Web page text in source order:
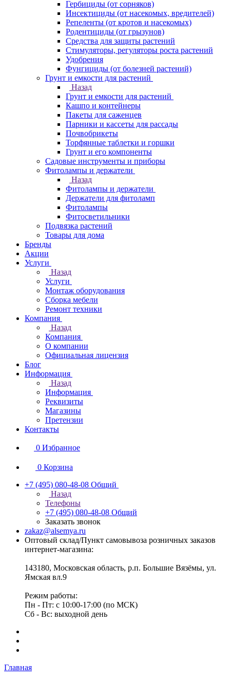
Гербициды (от сорняков)
Инсектициды (от насекомых, вредителей)
Репеленты (от кротов и насекомых)
Родентициды (от грызунов)
Средства для защиты растений
Стимуляторы, регуляторы роста растений
Удобрения
Фунгициды (от болезней растений)
Грунт и емкости для растений
Назад
Грунт и емкости для растений
Кашпо и контейнеры
Пакеты для саженцев
Парники и кассеты для рассады
Почвобрикеты
Торфянные таблетки и горшки
Грунт и его компоненты
Садовые инструменты и приборы
Фитолампы и держатели
Назад
Фитолампы и держатели
Держатели для фитоламп
Фитолампы
Фитосветильники
Подвязка растений
Товары для дома
Бренды
Акции
Услуги
Назад
Услуги
Монтаж оборудования
Сборка мебели
Ремонт техники
Компания
Назад
Компания
О компании
Официальная лицензия
Блог
Информация
Назад
Информация
Реквизиты
Магазины
Претензии
Контакты
0 Избранное
0 Корзина
+7 (495) 080-48-08 Общий
Назад
Телефоны
+7 (495) 080-48-08 Общий
Заказать звонок
zakaz@alsemya.ru
Оптовый склад/Пункт самовывоза розничных заказов
интернет-магазина:
143180, Московская область, р.п. Большие Вязёмы, ул.
Ямская вл.9
Режим работы:
Пн - Пт: с 10:00-17:00 (по МСК)
Сб - Вс: выходной день
Главная